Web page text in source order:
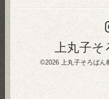
上丸子
©2026 上丸子そろばん